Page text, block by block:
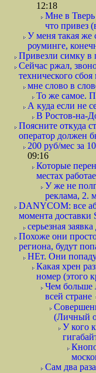
12:18
Мне в Тверь
что привез
У меня такая же
роуминге,
Привезли симку в
Сейчас ржал,
технического
мне слово в
То же самое.
А куда если не
В Ростов-на-
Поясните откуда
оператор должен
200 руб/мес за
09:16
Которые
местах
У же не
реклама, 2.
DANYCOM: все
момента доставки
серьезная
Похоже они
региона, будут
НЕт. Они
Какая хрен
номер (этого
Чем больше
всей стране
(Личный
У кого
Сам два